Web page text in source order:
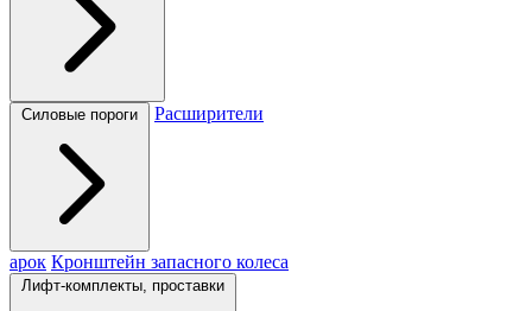
Силовые пороги Расширители
арок Кронштейн запасного колеса
Лифт-комплекты, проставки